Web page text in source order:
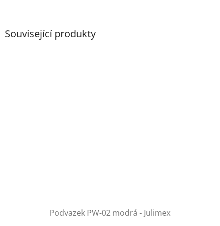
Související produkty
Podvazek PW-02 modrá - Julimex